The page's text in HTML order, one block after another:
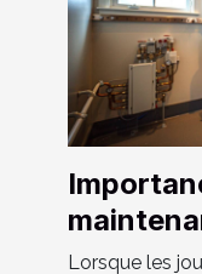
votre
Lorsque les